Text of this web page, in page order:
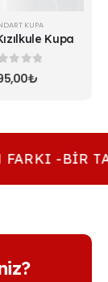
KUPA
Kupa
üzerinden
₺
-BIR